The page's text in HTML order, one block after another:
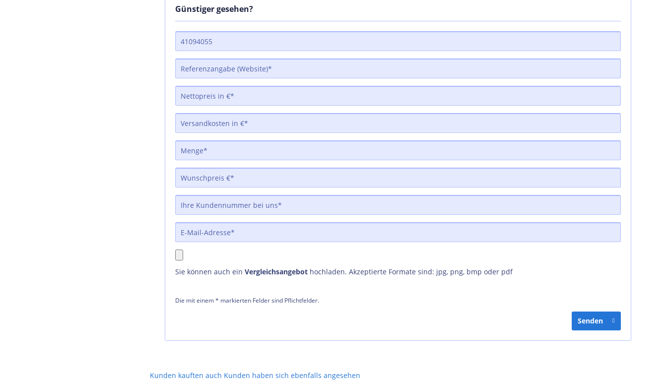
Günstiger gesehen?
Sie können auch ein Vergleichsangebot hochladen. Akzeptierte Formate sind: jpg, png, bmp oder pdf
Die mit einem * markierten Felder sind Pflichtfelder.
Senden
Kunden kauften auch Kunden haben sich ebenfalls angesehen